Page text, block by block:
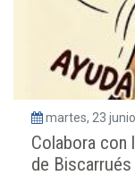
martes, 23
Colabora con
de Biscarrués